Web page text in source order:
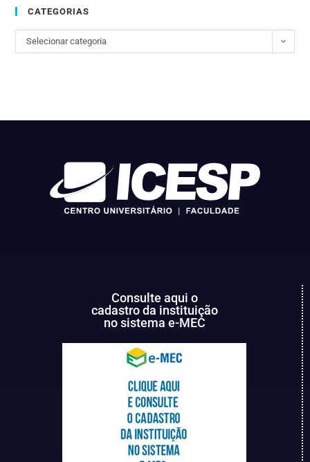
CATEGORIAS
Selecionar categoria
Consulte aqui o
cadastro da instituição
no sistema e-MEC